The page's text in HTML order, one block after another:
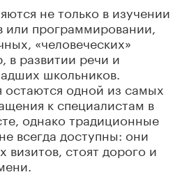
не только в изучении
программировании,
«человеческих»
в развитии речи и
школьников.
одной из самых
к специалистам в
однако традиционные
всегда доступны: они
визитов, стоят дорого и